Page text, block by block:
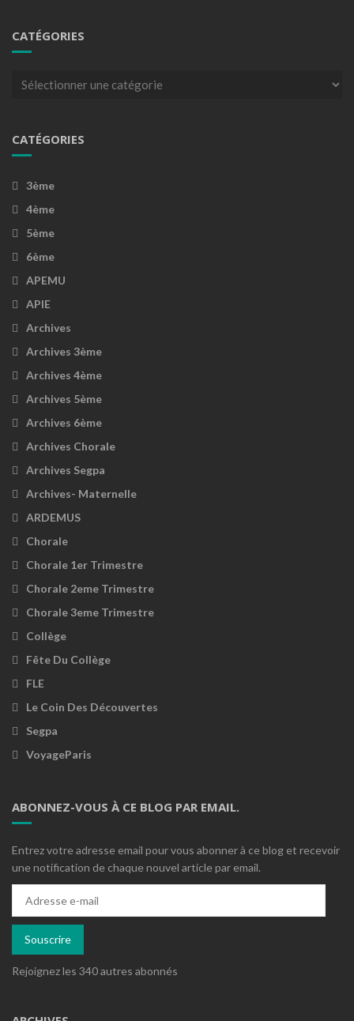
CATÉGORIES
Catégories
CATÉGORIES
3ème
4ème
5ème
6ème
APEMU
APIE
Archives
Archives 3ème
Archives 4ème
Archives 5ème
Archives 6ème
Archives Chorale
Archives Segpa
Archives- Maternelle
ARDEMUS
Chorale
Chorale 1er Trimestre
Chorale 2eme Trimestre
Chorale 3eme Trimestre
Collège
Fête Du Collège
FLE
Le Coin Des Découvertes
Segpa
VoyageParis
ABONNEZ-VOUS À CE BLOG PAR EMAIL.
Entrez votre adresse email pour vous abonner à ce blog et recevoir
une notification de chaque nouvel article par email.
mail
Souscrire
Rejoignez les 340 autres abonnés